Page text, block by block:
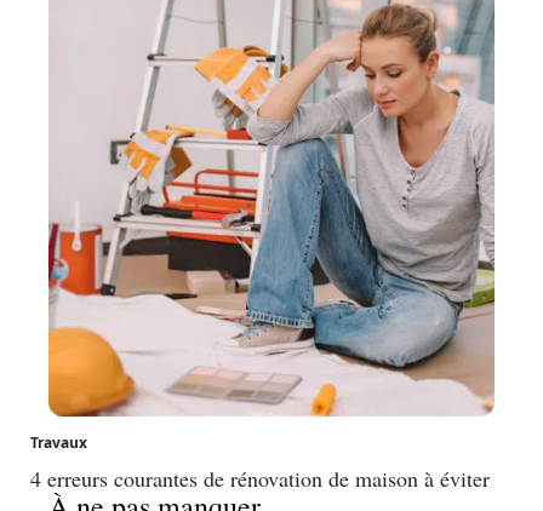
Travaux
4 erreurs courantes de rénovation de maison à éviter